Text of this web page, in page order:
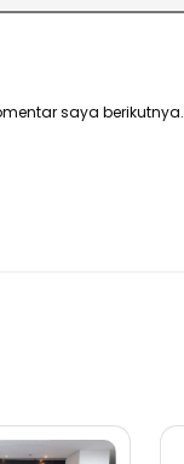
saya berikutnya.